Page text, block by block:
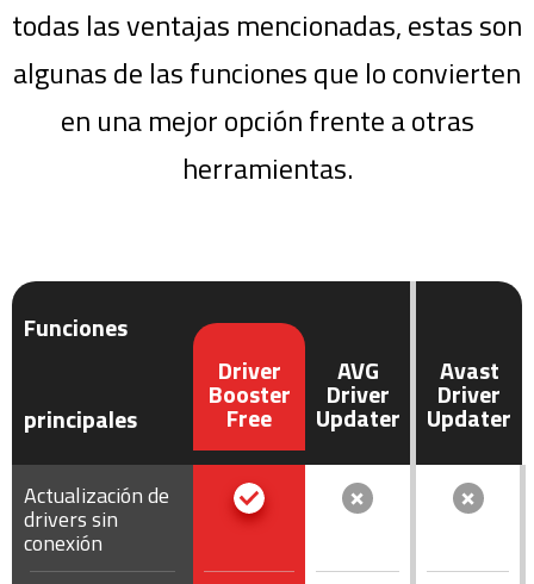
todas las ventajas mencionadas, estas son
algunas de las funciones que lo convierten
en una mejor opción frente a otras
herramientas.
Funciones
principales
Driver
Booster
Free
AVG
Driver
Updater
Avast
Driver
Updater
Actualización de
drivers sin
conexión